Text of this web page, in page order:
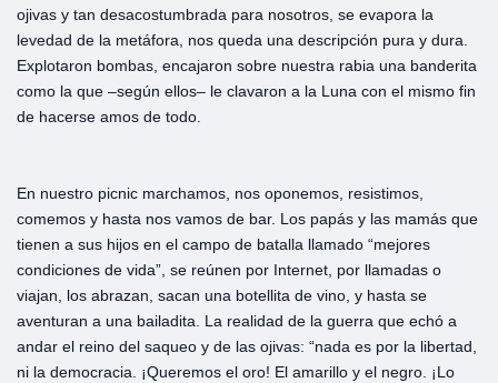
ojivas y tan desacostumbrada para nosotros, se evapora la
levedad de la metáfora, nos queda una descripción pura y dura.
Explotaron bombas, encajaron sobre nuestra rabia una banderita
como la que –según ellos– le clavaron a la Luna con el mismo fin
de hacerse amos de todo.
En nuestro picnic marchamos, nos oponemos, resistimos,
comemos y hasta nos vamos de bar. Los papás y las mamás que
tienen a sus hijos en el campo de batalla llamado “mejores
condiciones de vida”, se reúnen por Internet, por llamadas o
viajan, los abrazan, sacan una botellita de vino, y hasta se
aventuran a una bailadita. La realidad de la guerra que echó a
andar el reino del saqueo y de las ojivas: “nada es por la libertad,
ni la democracia. ¡Queremos el oro! El amarillo y el negro. ¡Lo